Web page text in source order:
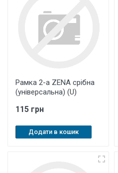
Рамка 2-а ZENA срібна
(універсальна) (U)
115 грн
Додати в кошик